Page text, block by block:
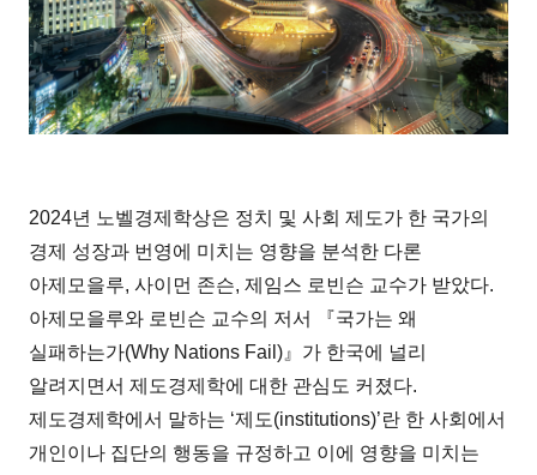
2024년 노벨경제학상은 정치 및 사회 제도가 한 국가의
경제 성장과 번영에 미치는 영향을 분석한 다론
아제모을루, 사이먼 존슨, 제임스 로빈슨 교수가 받았다.
아제모을루와 로빈슨 교수의 저서 『국가는 왜
실패하는가(Why Nations Fail)』가 한국에 널리
알려지면서 제도경제학에 대한 관심도 커졌다.
제도경제학에서 말하는 ‘제도(institutions)’란 한 사회에서
개인이나 집단의 행동을 규정하고 이에 영향을 미치는